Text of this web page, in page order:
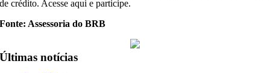
de crédito. Acesse aqui e participe.
Fonte: Assessoria do BRB
Últimas notícias